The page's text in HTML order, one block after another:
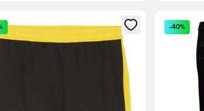
som medlem
en Modal for å logge inn eller registrere deg
Åpner en
-40%